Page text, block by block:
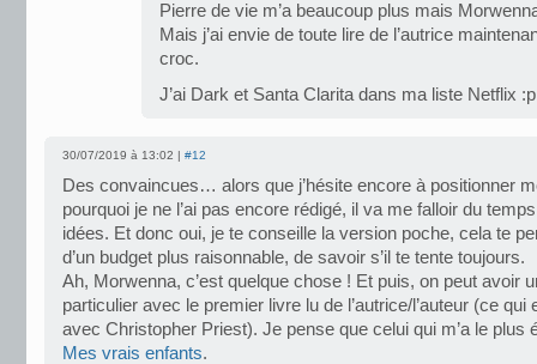
Pierre de vie m’a beaucoup plus mais
Mais j’ai envie de toute lire de l’autrice
croc.
J’ai Dark et Santa Clarita dans ma liste Netflix :p
30/07/2019 à 13:02 | #12
Des convaincues… alors que j’hésite encore à positionner
pourquoi je ne l’ai pas encore rédigé, il va me falloir du
idées. Et donc oui, je te conseille la version poche, cela te
d’un budget plus raisonnable, de savoir s’il te tente toujours.
Ah, Morwenna, c’est quelque chose ! Et puis, on peut avoir
particulier avec le premier livre lu de l’autrice/l’auteur (ce qui
avec Christopher Priest). Je pense que celui qui m’a le plus
Mes vrais enfants.